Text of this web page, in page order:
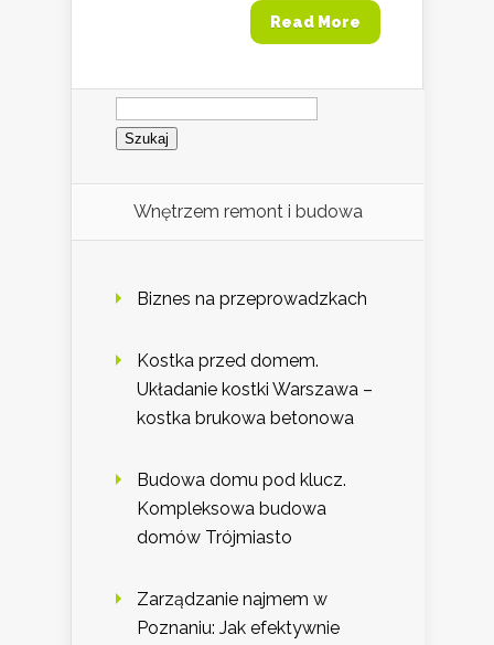
Read More
Szukaj:
Wnętrzem remont i budowa
Biznes na przeprowadzkach
Kostka przed domem.
Układanie kostki Warszawa –
kostka brukowa betonowa
Budowa domu pod klucz.
Kompleksowa budowa
domów Trójmiasto
Zarządzanie najmem w
Poznaniu: Jak efektywnie